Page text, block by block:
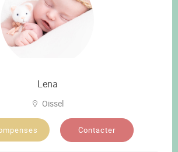
Lena
Oissel
Contacter